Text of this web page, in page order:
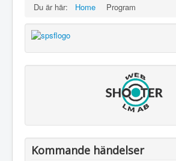
Du är här:
Home Program
Kommande händelser